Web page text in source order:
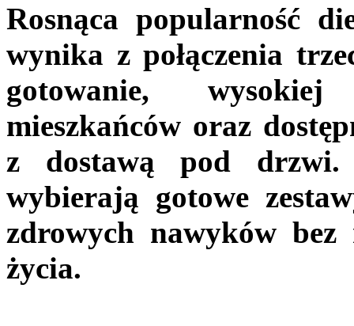
Rosnąca popularność
wynika z połączenia
gotowanie, wysokiej
mieszkańców oraz
z dostawą pod drzwi.
wybierają gotowe
zdrowych nawyków
życia.